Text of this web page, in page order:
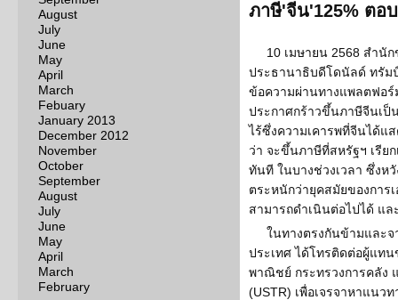
August
July
June
May
April
March
Febuary
January 2013
December 2012
November
October
September
August
July
June
May
April
March
February
ภาษี'จีน'125% ตอ
10 เมษายน 2568 สำนั
ประธานาธิบดีโดนัลด์ ทรัม
ข้อความผ่านทางแพลตฟอร์
ประกาศกร้าวขึ้นภาษีจีนเป็
ไร้ซึ่งความเคารพที่จีนได้แ
ว่า จะขึ้นภาษีที่สหรัฐฯ เรีย
ทันที ในบางช่วงเวลา ซึ่งห
ตระหนักว่ายุคสมัยของการ
สามารถดำเนินต่อไปได้ แ
ในทางตรงกันข้ามและจ
ประเทศ ได้โทรติดต่อผู้แทน
พาณิชย์ กระทรวงการคลัง
(USTR) เพื่อเจรจาหาแนว